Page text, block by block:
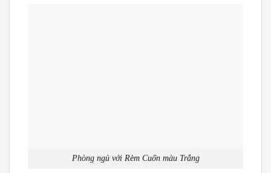
Phòng ngủ với Rèm Cuốn màu Trắng